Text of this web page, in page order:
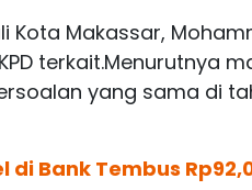
Kota Makassar,
terkait.Menurutnya
yang sama di
Bank Tembus